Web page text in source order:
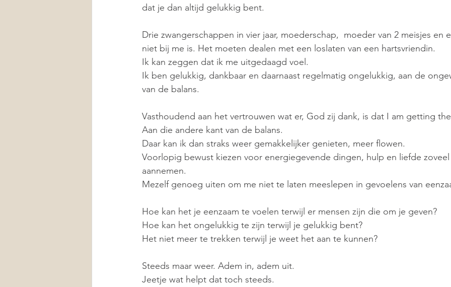
dat je dan altijd gelukkig bent.
Drie zwangerschappen in vier jaar, moederschap,  moeder van 2 meisjes en
niet bij me is. Het moeten dealen met een loslaten van een hartsvriendin.
Ik kan zeggen dat ik me uitgedaagd voel.
Ik ben gelukkig, dankbaar en daarnaast regelmatig ongelukkig, aan de
van de balans.
Vasthoudend aan het vertrouwen wat er, God zij dank, is dat I am getting
Aan die andere kant van de balans.
Daar kan ik dan straks weer gemakkelijker genieten, meer flowen.
Voorlopig bewust kiezen voor energiegevende dingen, hulp en liefde
aannemen.
Mezelf genoeg uiten om me niet te laten meeslepen in gevoelens van
Hoe kan het je eenzaam te voelen terwijl er mensen zijn die om je geven?
Hoe kan het ongelukkig te zijn terwijl je gelukkig bent?
Het niet meer te trekken terwijl je weet het aan te kunnen?
Steeds maar weer. Adem in, adem uit.
Jeetje wat helpt dat toch steeds.